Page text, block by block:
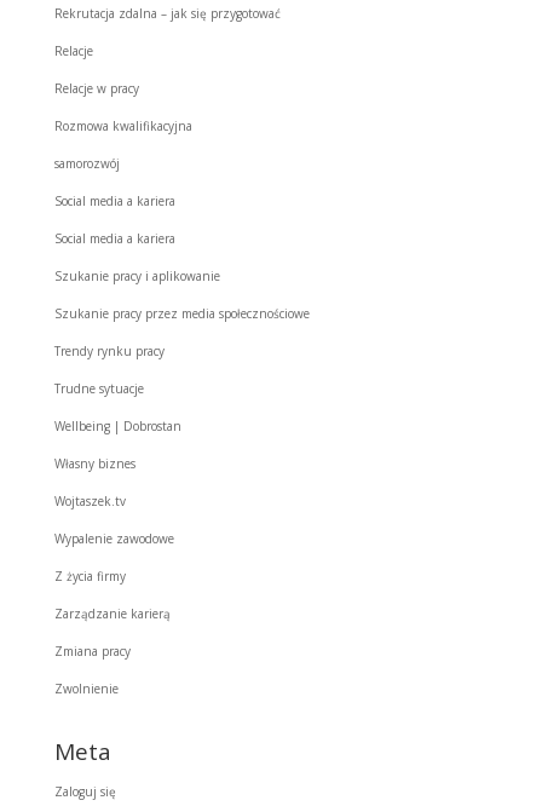
Rekrutacja zdalna – jak się przygotować
Relacje
Relacje w pracy
Rozmowa kwalifikacyjna
samorozwój
Social media a kariera
Social media a kariera
Szukanie pracy i aplikowanie
Szukanie pracy przez media społecznościowe
Trendy rynku pracy
Trudne sytuacje
Wellbeing | Dobrostan
Własny biznes
Wojtaszek.tv
Wypalenie zawodowe
Z życia firmy
Zarządzanie karierą
Zmiana pracy
Zwolnienie
Meta
Zaloguj się